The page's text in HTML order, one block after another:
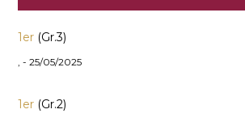
1er (Gr.3)
, - 25/05/2025
1er (Gr.2)